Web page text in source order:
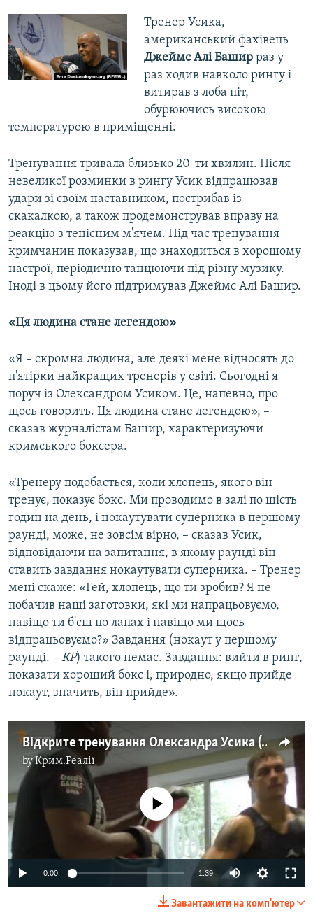
Тренер Усика,
американський фахівець
Джеймс Алі Башир раз у
раз ходив навколо рингу і
витирав з лоба піт,
обурюючись високою
температурою в приміщенні.
Тренування тривала близько 20-ти хвилин. Після
невеликої розминки в рингу Усик відпрацював
удари зі своїм наставником, пострибав із
скакалкою, а також продемонстрував вправу на
реакцію з тенісним м'ячем. Під час тренування
кримчанин показував, що знаходиться в хорошому
настрої, періодично танцюючи під різну музику.
Іноді в цьому його підтримував Джеймс Алі Башир.
«Ця людина стане легендою»
«Я – скромна людина, але деякі мене відносять до
п'ятірки найкращих тренерів у світі. Сьогодні я
поруч із Олександром Усиком. Це, напевно, про
щось говорить. Ця людина стане легендою», –
сказав журналістам Башир, характеризуючи
кримського боксера.
«Тренеру подобається, коли хлопець, якого він
тренує, показує бокс. Ми проводимо в залі по шість
годин на день, і нокаутувати суперника в першому
раунді, може, не зовсім вірно, – сказав Усик,
відповідаючи на запитання, в якому раунді він
ставить завдання нокаутувати суперника. – Тренер
мені скаже: «Гей, хлопець, що ти зробив? Я не
побачив наші заготовки, які ми напрацьовуємо,
навіщо ти б'єш по лапах і навіщо ми щось
відпрацьовуємо?» Завдання (нокаут у першому
раунді. – КР) такого немає. Завдання: вийти в ринг,
показати хороший бокс і, природно, якщо прийде
нокаут, значить, він прийде».
Відкрите тренування Олександра Усика (відео)
byКрим.Реалії
No media source currently available
0:00 1:39
Завантажити на комп'ютер